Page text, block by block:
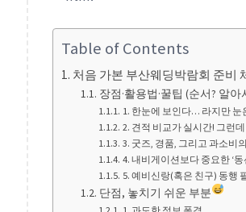
Table of Contents
처음 가본 부산웨딩박람회 준비
장점·활용법·꿀팁 (순서? 알
1. 한눈에 보인다… 라지만 눈
2. 견적 비교가 실시간! 그런
3. 굿즈, 경품, 그리고 과소비
4. 내비게이션보다 중요한 ‘동
5. 예비신랑(혹은 친구) 동행
단점, 놓치기 쉬운 부분
1. 과도한 정보 폭격